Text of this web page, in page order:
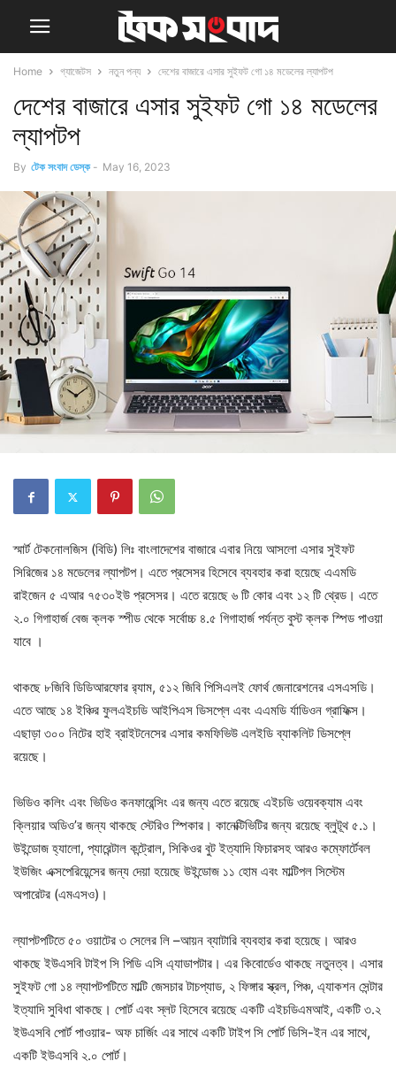
Home গ্যাজেটস নতুন পন্য দেশের বাজারে এসার সুইফট গো ১৪ মডেলের ল্যাপটপ
দেশের বাজারে এসার সুইফট গো ১৪ মডেলের
ল্যাপটপ
By টেক সংবাদ ডেস্ক - May 16, 2023
স্মার্ট টেকনোলজিস (বিডি) লিঃ বাংলাদেশের বাজারে এবার নিয়ে আসলো এসার সুইফট
সিরিজের ১৪ মডেলের ল্যাপটপ। এতে প্রসেসর হিসেবে ব্যবহার করা হয়েছে এএমডি
রাইজেন ৫ এআর ৭৫৩০ইউ প্রসেসর। এতে রয়েছে ৬ টি কোর এবং ১২ টি থ্রেড। এতে
২.০ গিগাহার্জ বেজ ক্লক স্পীড থেকে সর্বোচ্চ ৪.৫ গিগাহার্জ পর্যন্ত বুস্ট ক্লক স্পিড পাওয়া
যাবে ।
থাকছে ৮জিবি ডিডিআরফোর র‌্যাম, ৫১২ জিবি পিসিএলই ফোর্থ জেনারেশনের এসএসডি।
এতে আছে ১৪ ইঞ্চির ফুলএইচডি আইপিএস ডিসপ্লে এবং এএমডি র্যাডিওন গ্রাফিক্স।
এছাড়া ৩০০ নিটের হাই ব্রাইটনেসের এসার কমফিভিউ এলইডি ব্যাকলিট ডিসপ্লে
রয়েছে।
ভিডিও কলিং এবং ভিডিও কনফারেন্সিং এর জন্য এতে রয়েছে এইচডি ওয়েবক্যাম এবং
ক্লিয়ার অডিও’র জন্য থাকছে স্টেরিও স্পিকার। কানেক্টিভিটির জন্য রয়েছে ব্লুটূথ ৫.১।
উইন্ডোজ হ্যালো, প্যারেন্টাল কন্ট্রোল, সিকিওর বুট ইত্যাদি ফিচারসহ আরও কম্ফোর্টেবল
ইউজিং এক্সপেরিয়েন্সের জন্য দেয়া হয়েছে উইন্ডোজ ১১ হোম এবং মাল্টিপল সিস্টেম
অপারেটর (এমএসও)।
ল্যাপটপটিতে ৫০ ওয়াটের ৩ সেলের লি –আয়ন ব্যাটারি ব্যবহার করা হয়েছে। আরও
থাকছে ইউএসবি টাইপ সি পিডি এসি এ্যাডাপটার। এর কিবোর্ডেও থাকছে নতুনত্ব। এসার
সুইফট গো ১৪ ল্যাপটপটিতে মাল্টি জেসচার টাচপ্যাড, ২ ফিঙ্গার স্ক্রল, পিঞ্চ, এ্যাকশন সেন্টার
ইত্যাদি সুবিধা থাকছে। পোর্ট এবং স্লট হিসেবে রয়েছে একটি এইচডিএমআই, একটি ৩.২
ইউএসবি পোর্ট পাওয়ার- অফ চার্জিং এর সাথে একটি টাইপ সি পোর্ট ডিসি-ইন এর সাথে,
একটি ইউএসবি ২.০ পোর্ট।